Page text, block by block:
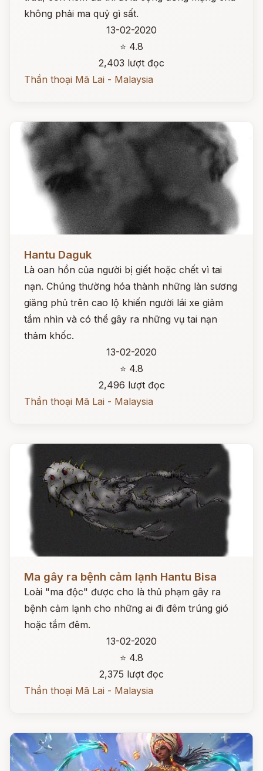
không phải ma quỷ gì sất.
13-02-2020
⭐ 4.8
2,403 lượt đọc
Thần thoại Mã Lai - Malaysia
Hantu Daguk
Là oan hồn của người bị giết hoặc chết vì tai
nạn. Chúng thường hóa thành những làn sương
giăng phủ trên cao lộ khiến người lái xe giảm
tầm nhìn và có thể gây ra những vụ tai nạn
thảm khốc.
13-02-2020
⭐ 4.8
2,496 lượt đọc
Thần thoại Mã Lai - Malaysia
Ma gây ra bệnh cảm lạnh Hantu Bisa
Loài "ma độc" được cho là thủ phạm gây ra
bệnh cảm lạnh cho những ai đi đêm trúng gió
hoặc tắm đêm.
13-02-2020
⭐ 4.8
2,375 lượt đọc
Thần thoại Mã Lai - Malaysia